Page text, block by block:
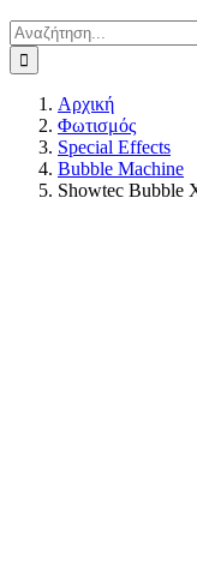
Αναζήτηση
για:
Αρχική
Φωτισμός
Special Effects
Bubble Machine
Showtec Bubble